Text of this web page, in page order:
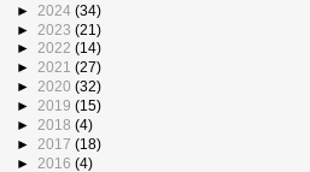
► 2024 (34)
► 2023 (21)
► 2022 (14)
► 2021 (27)
► 2020 (32)
► 2019 (15)
► 2018 (4)
► 2017 (18)
► 2016 (4)